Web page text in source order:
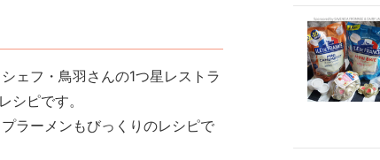
ェフ・鳥羽さんの1つ星レストラ
シピです。
ラーメンもびっくりのレシピで